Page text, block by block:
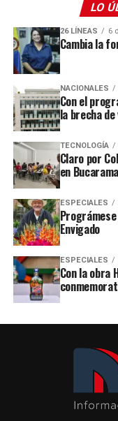
LO
26 LÍNEAS 6
Cambia la
NACIONALES
Con el
la brecha
TECNOLOGÍA
Claro por
en
ESPECIALES
Envigado
ESPECIALES
Con la obra